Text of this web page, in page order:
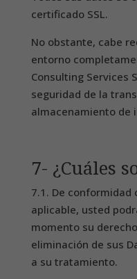
certificado SSL.
No obstante, cabe
entorno
Consulting Services
seguridad de la
almacenamiento de
7- ¿Cuáles
7.1. De
aplicable, usted
momento su
eliminación de sus
a su tratamiento.